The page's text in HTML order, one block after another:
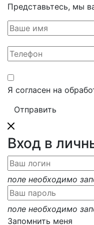
Представьтесь, мы
Я согласен на
Вход в
поле необходимо
поле необходимо
Запомнить меня